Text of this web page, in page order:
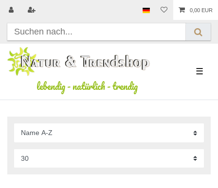
0,00 EUR
lebendig-natürlich-trendig
☰